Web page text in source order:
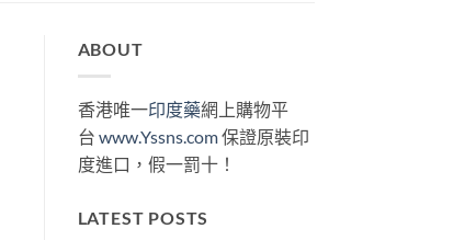
ABOUT
香港唯一印度藥網上購物平
台 www.Yssns.com保證原裝印
度進口，假一罰十！
LATEST POSTS